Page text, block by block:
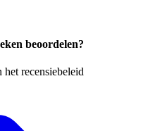
beoordelen?
recensiebeleid